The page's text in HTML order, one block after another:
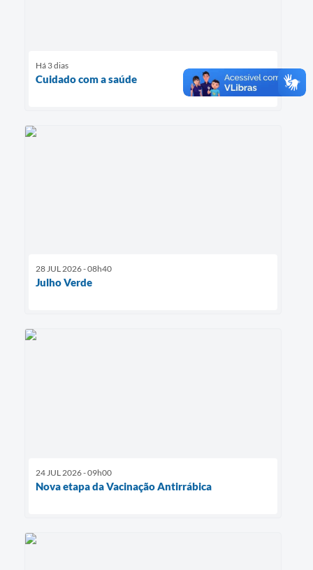
Há 3 dias
Cuidado com a saúde
28 JUL 2026 - 08h40
Julho Verde
24 JUL 2026 - 09h00
Nova etapa da Vacinação Antirrábica